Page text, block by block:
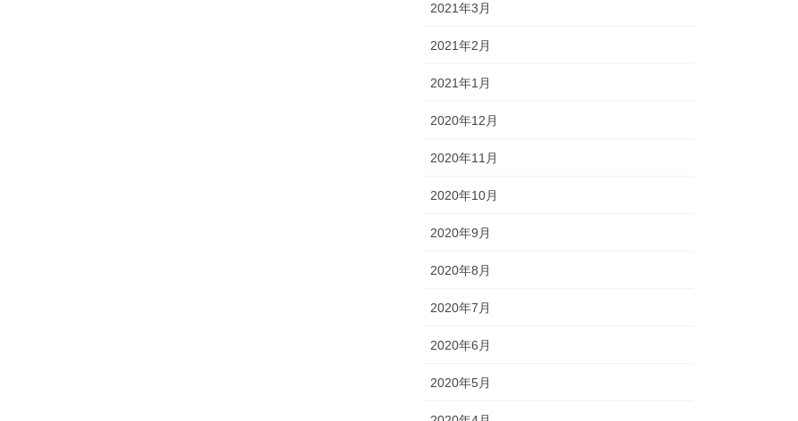
2021年3月
2021年2月
2021年1月
2020年12月
2020年11月
2020年10月
2020年9月
2020年8月
2020年7月
2020年6月
2020年5月